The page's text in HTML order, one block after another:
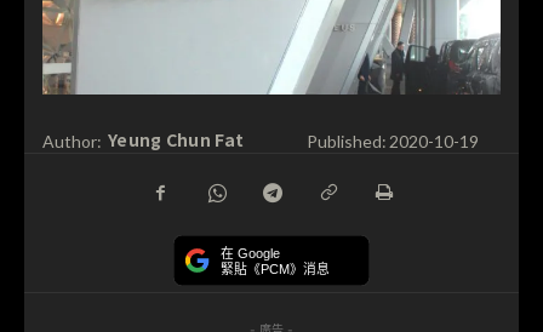
Author: Yeung Chun Fat Published: 2020-10-19
在 Google
緊貼《PCM》消息